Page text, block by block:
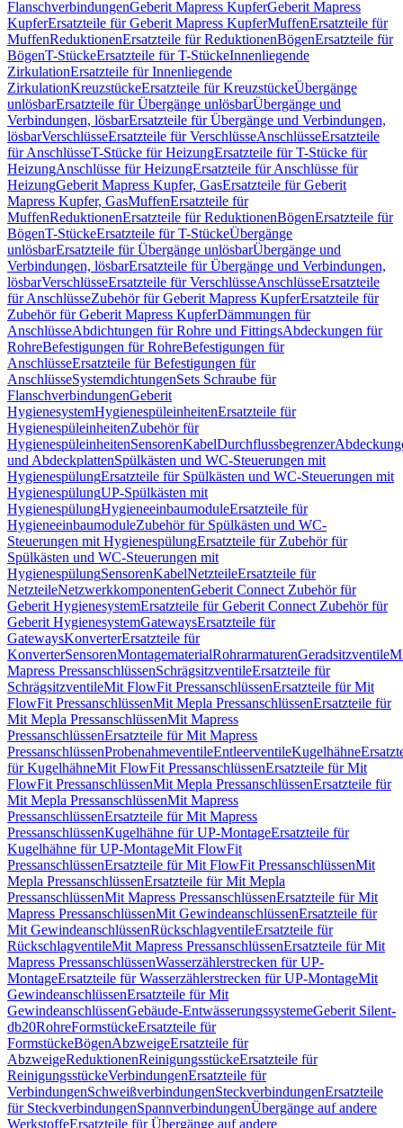
FlanschverbindungenGeberit Mapress KupferGeberit Mapress
KupferErsatzteile für Geberit Mapress KupferMuffenErsatzteile für
MuffenReduktionenErsatzteile für ReduktionenBögenErsatzteile für
BögenT-StückeErsatzteile für T-StückeInnenliegende
ZirkulationErsatzteile für Innenliegende
ZirkulationKreuzstückeErsatzteile für KreuzstückeÜbergänge
unlösbarErsatzteile für Übergänge unlösbarÜbergänge und
Verbindungen, lösbarErsatzteile für Übergänge und Verbindungen,
lösbarVerschlüsseErsatzteile für VerschlüsseAnschlüsseErsatzteile
für AnschlüsseT-Stücke für HeizungErsatzteile für T-Stücke für
HeizungAnschlüsse für HeizungErsatzteile für Anschlüsse für
HeizungGeberit Mapress Kupfer, GasErsatzteile für Geberit
Mapress Kupfer, GasMuffenErsatzteile für
MuffenReduktionenErsatzteile für ReduktionenBögenErsatzteile für
BögenT-StückeErsatzteile für T-StückeÜbergänge
unlösbarErsatzteile für Übergänge unlösbarÜbergänge und
Verbindungen, lösbarErsatzteile für Übergänge und Verbindungen,
lösbarVerschlüsseErsatzteile für VerschlüsseAnschlüsseErsatzteile
für AnschlüsseZubehör für Geberit Mapress KupferErsatzteile für
Zubehör für Geberit Mapress KupferDämmungen für
AnschlüsseAbdichtungen für Rohre und FittingsAbdeckungen für
RohreBefestigungen für RohreBefestigungen für
AnschlüsseErsatzteile für Befestigungen für
AnschlüsseSystemdichtungenSets Schraube für
FlanschverbindungenGeberit
HygienesystemHygienespüleinheitenErsatzteile für
HygienespüleinheitenZubehör für
HygienespüleinheitenSensorenKabelDurchflussbegrenzer
und AbdeckplattenSpülkästen und WC-Steuerungen mit
HygienespülungErsatzteile für Spülkästen und WC-Steuerungen mit
HygienespülungUP-Spülkästen mit
HygienespülungHygieneeinbaumoduleErsatzteile für
HygieneeinbaumoduleZubehör für Spülkästen und WC-
Steuerungen mit HygienespülungErsatzteile für Zubehör für
Spülkästen und WC-Steuerungen mit
HygienespülungSensorenKabelNetzteileErsatzteile für
NetzteileNetzwerkkomponentenGeberit Connect Zubehör für
Geberit HygienesystemErsatzteile für Geberit Connect Zubehör für
Geberit HygienesystemGatewaysErsatzteile für
GatewaysKonverterErsatzteile für
KonverterSensorenMontagematerialRohrarmaturenGeradsitzventile
Mapress PressanschlüssenSchrägsitzventileErsatzteile für
SchrägsitzventileMit FlowFit PressanschlüssenErsatzteile für Mit
FlowFit PressanschlüssenMit Mepla PressanschlüssenErsatzteile für
Mit Mepla PressanschlüssenMit Mapress
PressanschlüssenErsatzteile für Mit Mapress
PressanschlüssenProbenahmeventileEntleerventileKugelhähne
für KugelhähneMit FlowFit PressanschlüssenErsatzteile für Mit
FlowFit PressanschlüssenMit Mepla PressanschlüssenErsatzteile für
Mit Mepla PressanschlüssenMit Mapress
PressanschlüssenErsatzteile für Mit Mapress
PressanschlüssenKugelhähne für UP-MontageErsatzteile für
Kugelhähne für UP-MontageMit FlowFit
PressanschlüssenErsatzteile für Mit FlowFit PressanschlüssenMit
Mepla PressanschlüssenErsatzteile für Mit Mepla
PressanschlüssenMit Mapress PressanschlüssenErsatzteile für Mit
Mapress PressanschlüssenMit GewindeanschlüssenErsatzteile für
Mit GewindeanschlüssenRückschlagventileErsatzteile für
RückschlagventileMit Mapress PressanschlüssenErsatzteile für Mit
Mapress PressanschlüssenWasserzählerstrecken für UP-
MontageErsatzteile für Wasserzählerstrecken für UP-MontageMit
GewindeanschlüssenErsatzteile für Mit
GewindeanschlüssenGebäude-EntwässerungssystemeGeberit Silent-
db20RohreFormstückeErsatzteile für
FormstückeBögenAbzweigeErsatzteile für
AbzweigeReduktionenReinigungsstückeErsatzteile für
ReinigungsstückeVerbindungenErsatzteile für
VerbindungenSchweißverbindungenSteckverbindungenErsatzteile
für SteckverbindungenSpannverbindungenÜbergänge auf andere
WerkstoffeErsatzteile für Übergänge auf andere